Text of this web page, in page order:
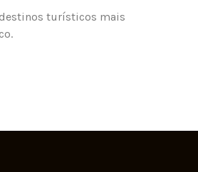
turísticos mais